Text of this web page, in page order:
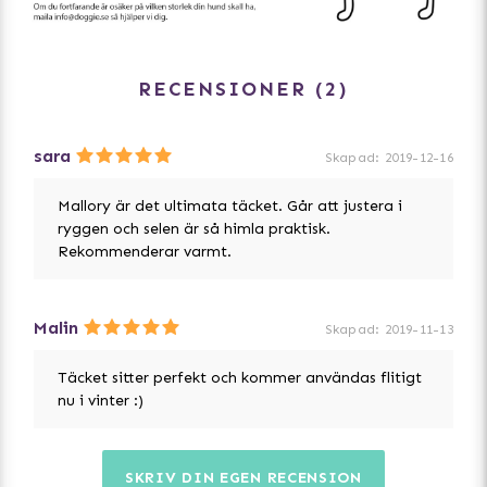
RECENSIONER 2
sara Skapad: 2019-12-16
Mallory är det ultimata täcket. Går att justera i
ryggen och selen är så himla praktisk.
Rekommenderar varmt.
Malin Skapad: 2019-11-13
Täcket sitter perfekt och kommer användas flitigt
nu i vinter :)
SKRIV DIN EGEN RECENSION